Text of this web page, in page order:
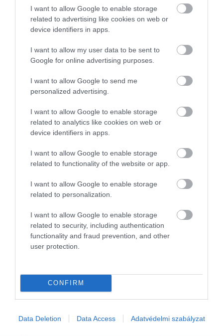
I want to allow Google to enable storage
related to advertising like cookies on web or
device identifiers in apps.
I want to allow my user data to be sent to
Google for online advertising purposes.
I want to allow Google to send me
personalized advertising.
I want to allow Google to enable storage
related to analytics like cookies on web or
device identifiers in apps.
I want to allow Google to enable storage
related to functionality of the website or app.
I want to allow Google to enable storage
related to personalization.
I want to allow Google to enable storage
related to security, including authentication
functionality and fraud prevention, and other
user protection.
CONFIRM
Data Deletion Data Access Adatvédelmi szabályzat
660 millió forintból a sikeres női vállalkozások számát szeretné
növelni egy vállalkozásélénkítő program.
MUNKA